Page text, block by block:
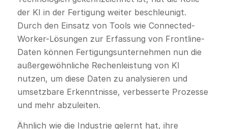
der KI in der Fertigung weiter beschleunigt.
Durch den Einsatz von Tools wie Connected-
Worker-Lösungen zur Erfassung von Frontline-
Daten können Fertigungsunternehmen nun die
außergewöhnliche Rechenleistung von KI
nutzen, um diese Daten zu analysieren und
umsetzbare Erkenntnisse, verbesserte Prozesse
und mehr abzuleiten.
Ähnlich wie die Industrie gelernt hat, ihre